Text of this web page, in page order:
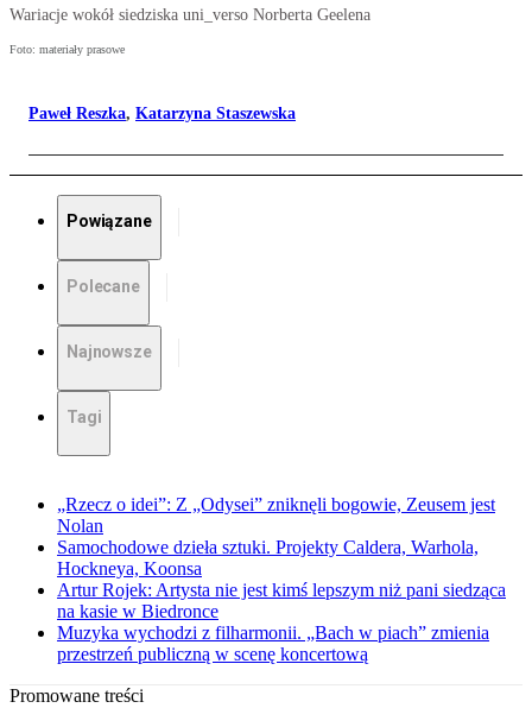
Wariacje wokół siedziska uni_verso Norberta Geelena
Foto: materiały prasowe
Paweł Reszka, Katarzyna Staszewska
Powiązane
Polecane
Najnowsze
Tagi
„Rzecz o idei”: Z „Odysei” zniknęli bogowie, Zeusem jest
Nolan
Samochodowe dzieła sztuki. Projekty Caldera, Warhola,
Hockneya, Koonsa
Artur Rojek: Artysta nie jest kimś lepszym niż pani siedząca
na kasie w Biedronce
Muzyka wychodzi z filharmonii. „Bach w piach” zmienia
przestrzeń publiczną w scenę koncertową
Promowane treści